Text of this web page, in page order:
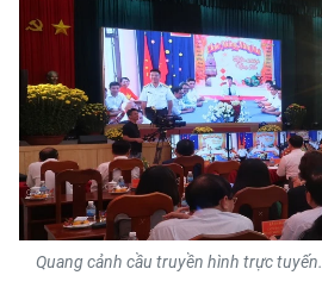
MỘT SẢN PHẨM
RADIO
MEDIA CENTER
E-Magazine
Video
Quang cảnh cầu truyền hình trực tuyến.